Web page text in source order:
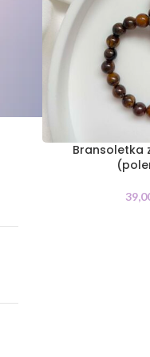
Bransoletka